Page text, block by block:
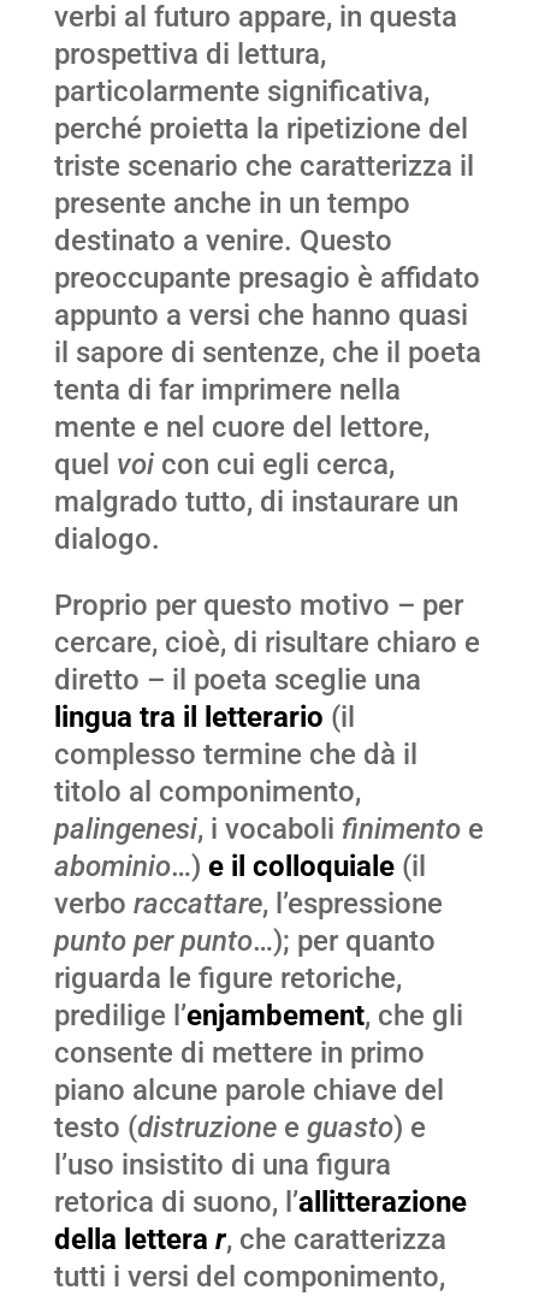
verbi al futuro appare, in questa
prospettiva di lettura,
particolarmente significativa,
perché proietta la ripetizione del
triste scenario che caratterizza il
presente anche in un tempo
destinato a venire. Questo
preoccupante presagio è affidato
appunto a versi che hanno quasi
il sapore di sentenze, che il poeta
tenta di far imprimere nella
mente e nel cuore del lettore,
quel voicon cui egli cerca,
malgrado tutto, di instaurare un
dialogo.
Proprio per questo motivo – per
cercare, cioè, di risultare chiaro e
diretto – il poeta sceglie una
lingua tra il letterario (il
complesso termine che dà il
titolo al componimento,
palingenesi, i vocaboli finimentoe
abominio…) e il colloquiale(il
verbo raccattare, l’espressione
punto per punto…); per quanto
riguarda le figure retoriche,
predilige l’enjambement, che gli
consente di mettere in primo
piano alcune parole chiave del
testo (distruzionee guasto) e
l’uso insistito di una figura
retorica di suono, l’allitterazione
della lettera r, che caratterizza
tutti i versi del componimento,